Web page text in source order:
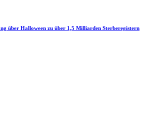
über Halloween zu über 1,5 Milliarden Sterberegistern